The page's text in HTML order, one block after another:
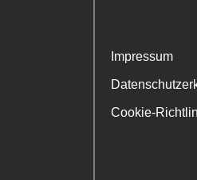
Impressum
Cookie-